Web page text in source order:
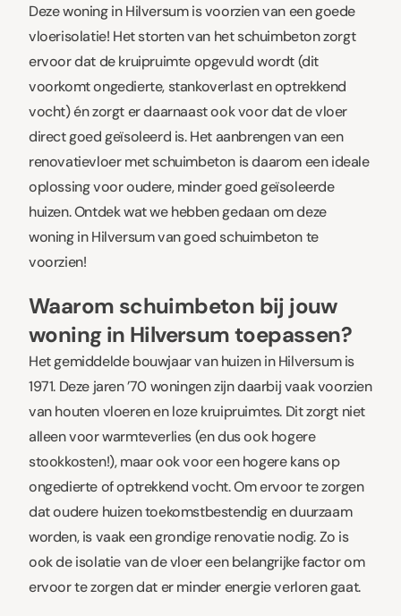
Deze woning in Hilversum is voorzien van een goede
vloerisolatie! Het storten van het schuimbeton zorgt
ervoor dat de kruipruimte opgevuld wordt (dit
voorkomt ongedierte, stankoverlast en optrekkend
vocht) én zorgt er daarnaast ook voor dat de vloer
direct goed geïsoleerd is. Het aanbrengen van een
renovatievloer met schuimbeton is daarom een ideale
oplossing voor oudere, minder goed geïsoleerde
huizen. Ontdek wat we hebben gedaan om deze
woning in Hilversum van goed schuimbeton te
voorzien!
Waarom schuimbeton bij jouw
woning in Hilversum toepassen?
Het gemiddelde bouwjaar van huizen in Hilversum is
1971. Deze jaren ’70 woningen zijn daarbij vaak voorzien
van houten vloeren en loze kruipruimtes. Dit zorgt niet
alleen voor warmteverlies (en dus ook hogere
stookkosten!), maar ook voor een hogere kans op
ongedierte of optrekkend vocht. Om ervoor te zorgen
dat oudere huizen toekomstbestendig en duurzaam
worden, is vaak een grondige renovatie nodig. Zo is
ook de isolatie van de vloer een belangrijke factor om
ervoor te zorgen dat er minder energie verloren gaat.